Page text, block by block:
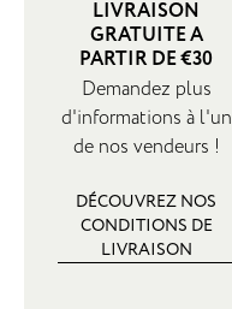
LIVRAISON
GRATUITE A
PARTIR DE €30
Demandez plus
d'informations à l'un
de nos vendeurs !
DÉCOUVREZ NOS
CONDITIONS DE
LIVRAISON